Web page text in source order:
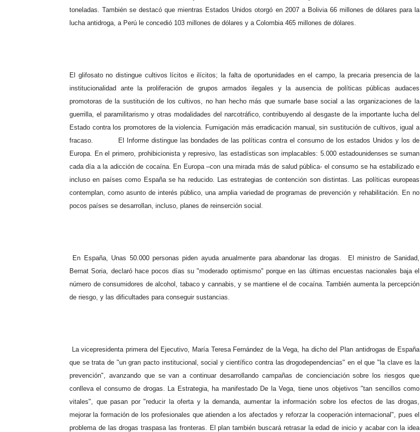
toneladas. También se destacó que mientras Estados Unidos otorgó en 2007 a Bolivia 66 millones de dólares para la
lucha antidroga, a Perú le concedió 103 millones de dólares y a Colombia 465 millones de dólares.
El glifosato no distingue cultivos lícitos e ilícitos; la falta de oportunidades en el campo, la precaria presencia de la
institucionalidad ante la proliferación de grupos armados ilegales y la ausencia de políticas públicas audaces
promotoras de la sustitución de los cultivos, no han hecho más que sumarle base social a las organizaciones de la
guerrilla, el paramilitarismo y otras modalidades del narcotráfico, contribuyendo al desgaste de la importante lucha del
Estado contra los promotores de la violencia. Fumigación más erradicación manual, sin sustitución de cultivos, igual a
fracaso.
El Informe distingue las bondades de las políticas contra el consumo de los estados Unidos y los de
Europa. En el primero, prohibicionista y represivo, las estadísticas son implacables: 5.000 estadounidenses se suman
cada día a la adicción de cocaína. En Europa –con una mirada más de salud pública- el consumo se ha estabilizado e
incluso en países como España se ha reducido. Las estrategias de contención son distintas. Las políticas europeas
contemplan, como asunto de interés público, una amplia variedad de programas de prevención y rehabilitación. En no
pocos países se desarrollan, incluso, planes de reinserción social.
En España, Unas 50.000 personas piden ayuda anualmente para abandonar las drogas.
El ministro de Sanidad,
Bernat Soria, declaró hace pocos días su "moderado optimismo" porque en las últimas encuestas nacionales baja el
número de consumidores de alcohol, tabaco y cannabis, y se mantiene el de cocaína. También aumenta la percepción
de riesgo, y las dificultades para conseguir sustancias.
La vicepresidenta primera del Ejecutivo, María Teresa Fernández de la Vega, ha dicho del Plan antidrogas de España
que se trata de "un gran pacto institucional, social y científico contra las drogodependencias" en el que "la clave es la
prevención", avanzando que se van a continuar desarrollando campañas de concienciación sobre los riesgos que
conlleva el consumo de drogas. La Estrategia, ha manifestado De la Vega, tiene unos objetivos "tan sencillos como
vitales", que pasan por "reducir la oferta y la demanda, aumentar la información sobre los efectos de las drogas,
mejorar la formación de los profesionales que atienden a los afectados y reforzar la cooperación internacional", pues el
problema de las drogas traspasa las fronteras. El plan también buscará retrasar la edad de inicio y acabar con la idea